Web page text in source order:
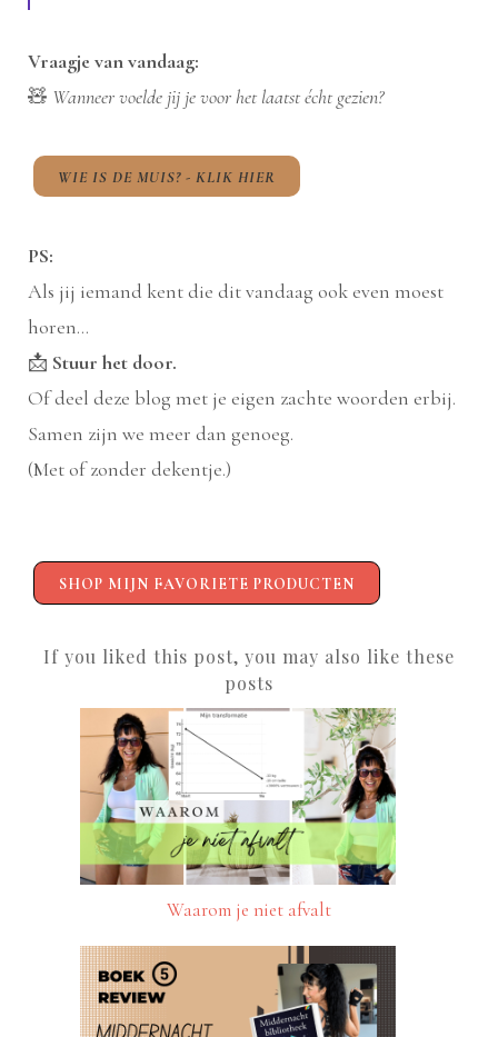
Vraagje van vandaag:
🧸 Wanneer voelde jij je voor het laatst écht gezien?
WIE IS DE MUIS? - KLIK HIER
PS:
Als jij iemand kent die dit vandaag ook even moest
horen…
📩 Stuur het door.
Of deel deze blog met je eigen zachte woorden erbij.
Samen zijn we meer dan genoeg.
(Met of zonder dekentje.)
SHOP MIJN FAVORIETE PRODUCTEN
If you liked this post, you may also like these
posts
Waarom je niet afvalt